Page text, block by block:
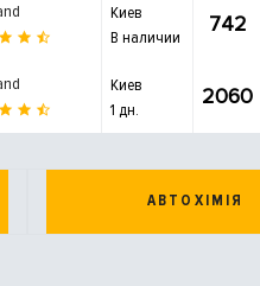
Киев
В наличии
742
Киев
1 дн.
2060
АВТОХІМІЯ